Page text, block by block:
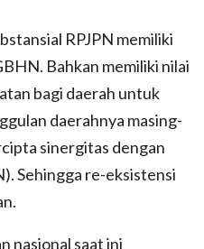
RPJPN memiliki
Bahkan memiliki nilai
bagi daerah untuk
daerahnya masing-
sinergitas dengan
Sehingga re-eksistensi
nasional saat ini